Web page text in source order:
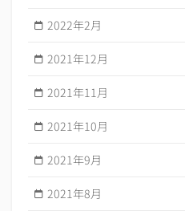
2022年2月
2021年12月
2021年11月
2021年10月
2021年9月
2021年8月